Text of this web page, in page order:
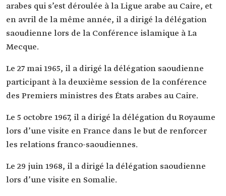
arabes qui s’est déroulée à la Ligue arabe au Caire, et
en avril de la même année, il a dirigé la délégation
saoudienne lors de la Conférence islamique à La
Mecque.
Le 27 mai 1965, il a dirigé la délégation saoudienne
participant à la deuxième session de la conférence
des Premiers ministres des États arabes au Caire.
Le 5 octobre 1967, il a dirigé la délégation du Royaume
lors d’une visite en France dans le but de renforcer
les relations franco-saoudiennes.
Le 29 juin 1968, il a dirigé la délégation saoudienne
lors d’une visite en Somalie.